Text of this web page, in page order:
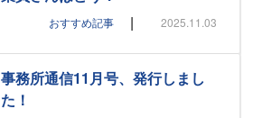
おすすめ記事 | 2025.11.03
事務所通信11月号、発行しまし
た！